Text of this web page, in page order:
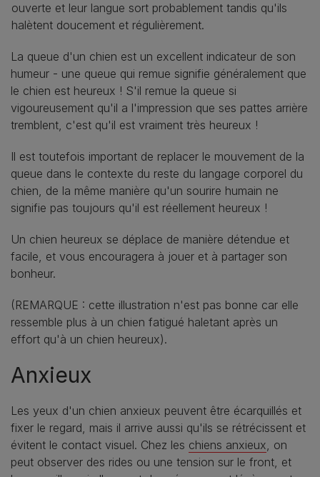
ouverte et leur langue sort probablement tandis qu'ils
halètent doucement et régulièrement.
La queue d'un chien est un excellent indicateur de son
humeur - une queue qui remue signifie généralement que
le chien est heureux ! S'il remue la queue si
vigoureusement qu'il a l'impression que ses pattes arrière
tremblent, c'est qu'il est vraiment très heureux !
Il est toutefois important de replacer le mouvement de la
queue dans le contexte du reste du langage corporel du
chien, de la même manière qu'un sourire humain ne
signifie pas toujours qu'il est réellement heureux !
Un chien heureux se déplace de manière détendue et
facile, et vous encouragera à jouer et à partager son
bonheur.
(REMARQUE : cette illustration n'est pas bonne car elle
ressemble plus à un chien fatigué haletant après un
effort qu'à un chien heureux).
Anxieux
Les yeux d'un chien anxieux peuvent être écarquillés et
fixer le regard, mais il arrive aussi qu'ils se rétrécissent et
évitent le contact visuel. Chez les chiens anxieux, on
peut observer des rides ou une tension sur le front, et